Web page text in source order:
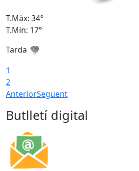
T.Màx: 34°
T.Min: 17°
Tarda
1
2
AnteriorSegüent
Butlletí digital